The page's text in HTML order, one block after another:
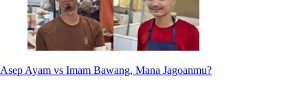
Asep Ayam vs Imam Bawang, Mana Jagoanmu?